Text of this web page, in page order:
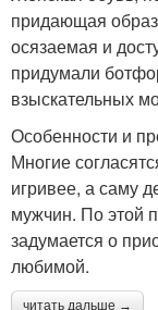
придающая
осязаемая и
придумали
взыскательных
Особенности и
Многие
игривее, а саму
мужчин. По этой
задумается о
любимой.
читать дальше →